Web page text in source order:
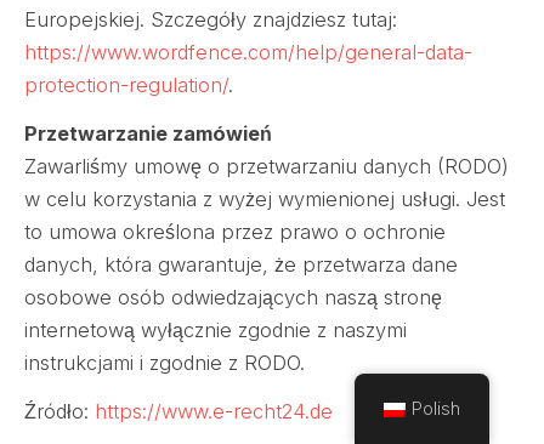
Europejskiej. Szczegóły znajdziesz tutaj:
https://www.wordfence.com/help/general-data-
protection-regulation/.
Przetwarzanie zamówień
Zawarliśmy umowę o przetwarzaniu danych (RODO)
w celu korzystania z wyżej wymienionej usługi. Jest
to umowa określona przez prawo o ochronie
danych, która gwarantuje, że przetwarza dane
osobowe osób odwiedzających naszą stronę
internetową wyłącznie zgodnie z naszymi
instrukcjami i zgodnie z RODO.
Źródło: https://www.e-recht24.de Polish